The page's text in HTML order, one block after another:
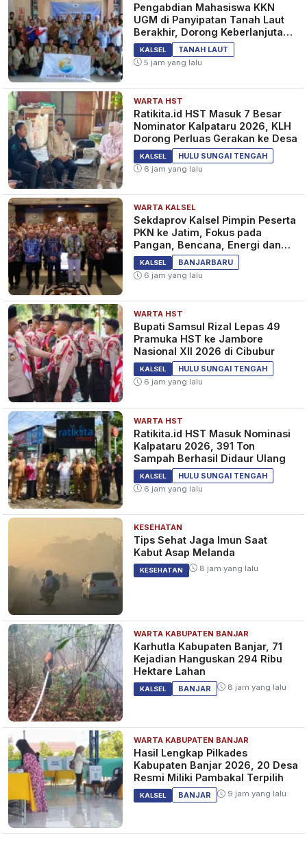
Pengabdian Mahasiswa KKN
UGM di Panyipatan Tanah Laut
Berakhir, Dorong Keberlanjutan
Program Masyarakat
KALSEL
TANAH LAUT
5 jam yang lalu
WARTA HST
Ratikita.id HST Masuk 7 Besar
Nominator Kalpataru 2026, KLH
Dorong Perluas Gerakan ke Desa
KALSEL
HULU SUNGAI TENGAH
6 jam yang lalu
WARTA KALSEL
Sekdaprov Kalsel Pimpin Peserta
PKN ke Jatim, Fokus pada
Pangan, Bencana, Energi dan
Ekonomi
KALSEL
BANJARBARU
6 jam yang lalu
WARTA HST
Bupati Samsul Rizal Lepas 49
Pramuka HST ke Jambore
Nasional XII 2026 di Cibubur
KALSEL
HULU SUNGAI TENGAH
6 jam yang lalu
WARTA HST
Ratikita.id HST Masuk Nominasi
Kalpataru 2026, 391 Ton
Sampah Berhasil Didaur Ulang
KALSEL
HULU SUNGAI TENGAH
6 jam yang lalu
KESEHATAN
Tips Sehat Jaga Imun Saat
Kabut Asap Melanda
KESEHATAN 8 jam yang lalu
WARTA KABUPATEN BANJAR
Karhutla Kabupaten Banjar, 71
Kejadian Hanguskan 294 Ribu
Hektare Lahan
KALSEL BANJAR 8 jam yang lalu
WARTA KABUPATEN BANJAR
Hasil Lengkap Pilkades
Kabupaten Banjar 2026, 20 Desa
Resmi Miliki Pambakal Terpilih
KALSEL BANJAR 9 jam yang lalu